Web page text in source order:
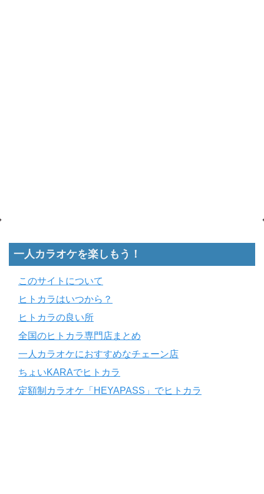
一人カラオケを楽しもう！
このサイトについて
ヒトカラはいつから？
ヒトカラの良い所
全国のヒトカラ専門店まとめ
一人カラオケにおすすめなチェーン店
ちょいKARAでヒトカラ
定額制カラオケ「HEYAPASS」でヒトカラ